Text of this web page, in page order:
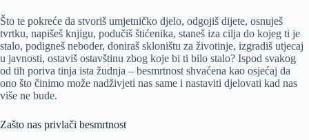
Što te pokreće da stvoriš umjetničko djelo, odgojiš dijete, osnuješ
tvrtku, napišeš knjigu, podučiš štićenika, staneš iza cilja do kojeg ti je
stalo, podigneš neboder, doniraš skloništu za životinje, izgradiš utjecaj
u javnosti, ostaviš ostavštinu zbog koje bi ti bilo stalo? Ispod svakog
od tih poriva tinja ista žudnja – besmrtnost shvaćena kao osjećaj da
ono što činimo može nadživjeti nas same i nastaviti djelovati kad nas
više ne bude.
Zašto nas privlači besmrtnost